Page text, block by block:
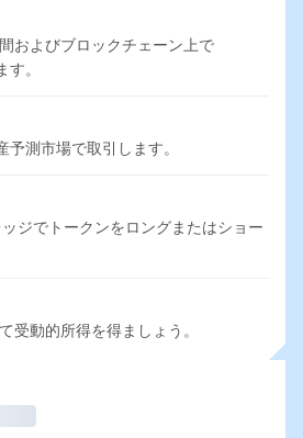
およびブロックチェーン上で
す。
測市場で取引します。
ジでトークンをロングまたはショー
受動的所得を得ましょう。